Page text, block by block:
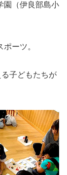
園（伊良部島小
ーツ。
子どもたちが